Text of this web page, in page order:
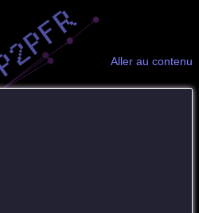
Aller au contenu